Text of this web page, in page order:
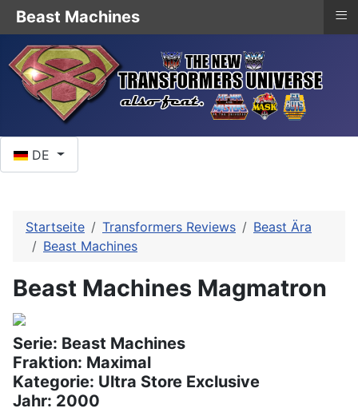
DE
Startseite Transformers Reviews
Beast Ära
Beast Machines
Beast Machines Magmatron
Serie: Beast Machines
Fraktion: Maximal
Kategorie: Ultra Store Exclusive
Jahr: 2000
Beast Machines ≡